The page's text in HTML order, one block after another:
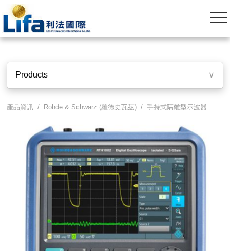
Products ∨
產品資訊 / Rohde & Schwarz (羅德史瓦茲) /手持式隔離型示波器